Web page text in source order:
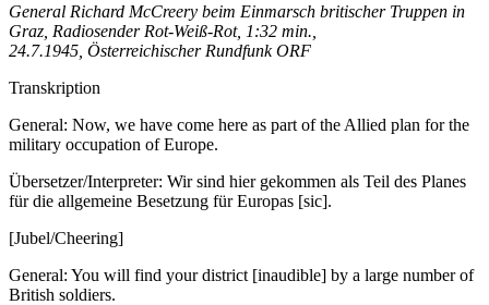
General Richard McCreery beim Einmarsch britischer Truppen in
Graz, Radiosender Rot-Weiß-Rot, 1:32 min.,
24.7.1945, Österreichischer Rundfunk ORF
Transkription
General: Now, we have come here as part of the Allied plan for the
military occupation of Europe.
Übersetzer/Interpreter: Wir sind hier gekommen als Teil des Planes
für die allgemeine Besetzung für Europas [sic].
[Jubel/Cheering]
General: You will find your district [inaudible] by a large number of
British soldiers.